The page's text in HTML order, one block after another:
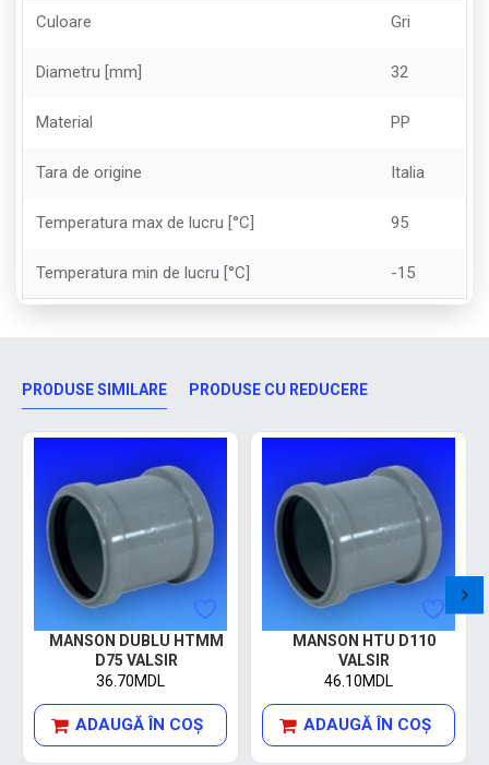
Culoare Gri
Diametru [mm] 32
Material PP
Tara de origine Italia
Temperatura max de lucru [°C] 95
Temperatura min de lucru [°C] -15
PRODUSE SIMILARE PRODUSE CU REDUCERE
MANSON DUBLU HTMM
D75 VALSIR
36.70MDL
ADAUGĂ ÎN COŞ
MANSON HTU D110
VALSIR
46.10MDL
ADAUGĂ ÎN COŞ